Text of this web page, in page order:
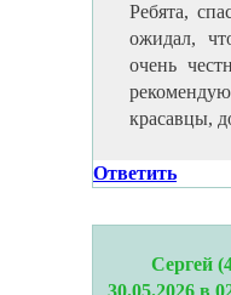
Ребята,
ожидал,
очень
красавцы,
Ответить
Сергей